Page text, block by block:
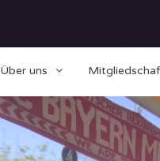
Über uns